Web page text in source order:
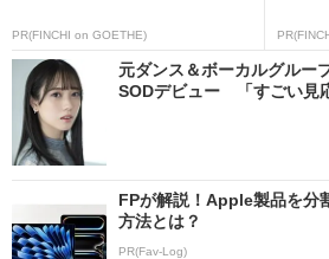
PR(FINCHI on GOETHE)
元ダンス＆ボーカルグルー
SODデビュー 「すごい見
FPが解説！Apple製品を分
方法とは？
PR(Fav-Log)